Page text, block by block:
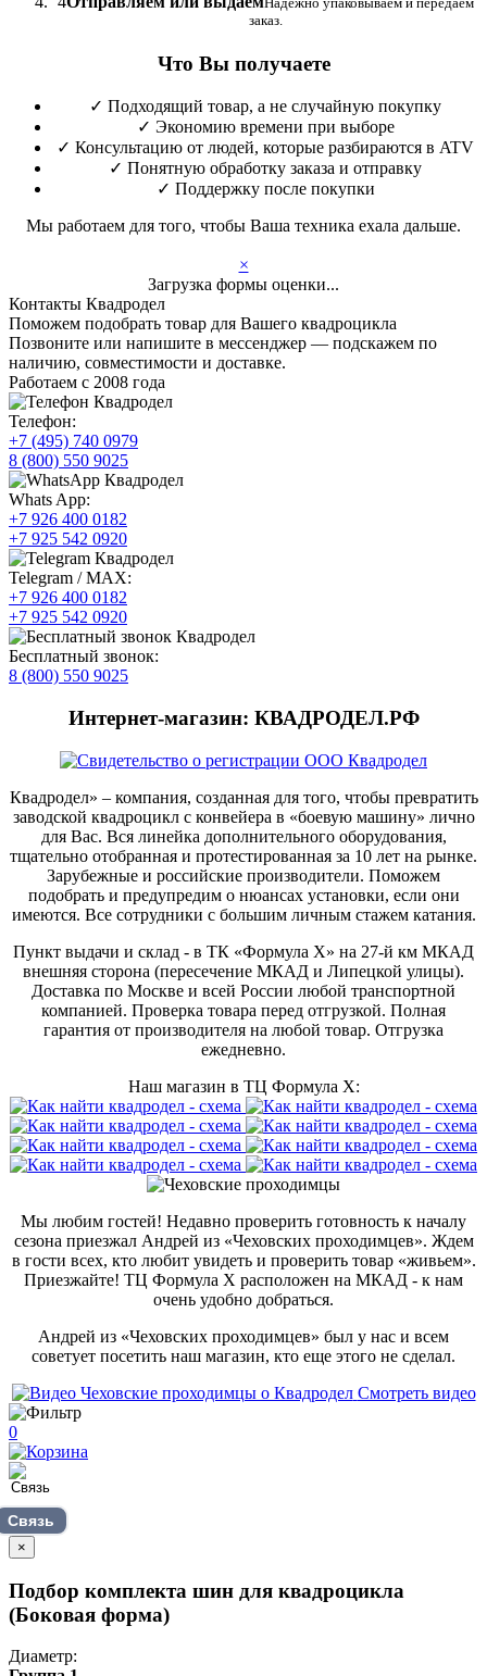
заказ.
Что Вы получаете
✓ Подходящий товар, а не случайную покупку
✓ Экономию времени при выборе
✓ Консультацию от людей, которые разбираются в ATV
✓ Понятную обработку заказа и отправку
✓ Поддержку после покупки
Мы работаем для того, чтобы Ваша техника ехала дальше.
×
Загрузка формы оценки...
Контакты Квадродел
Поможем подобрать товар для Вашего квадроцикла
Позвоните или напишите в мессенджер — подскажем по
наличию, совместимости и доставке.
Работаем с 2008 года
Телефон:
+7 (495) 740 0979
8 (800) 550 9025
Whats App:
+7 926 400 0182
+7 925 542 0920
Telegram / MAX:
+7 926 400 0182
+7 925 542 0920
Бесплатный звонок:
8 (800) 550 9025
Интернет-магазин: КВАДРОДЕЛ.РФ
Квадродел» – компания, созданная для того, чтобы превратить
заводской квадроцикл с конвейера в «боевую машину» лично
для Вас. Вся линейка дополнительного оборудования,
тщательно отобранная и протестированная за 10 лет на рынке.
Зарубежные и российские производители. Поможем
подобрать и предупредим о нюансах установки, если они
имеются. Все сотрудники с большим личным стажем катания.
Пункт выдачи и склад - в ТК «Формула X» на 27-й км МКАД
внешняя сторона (пересечение МКАД и Липецкой улицы).
Доставка по Москве и всей России любой транспортной
компанией. Проверка товара перед отгрузкой. Полная
гарантия от производителя на любой товар. Отгрузка
ежедневно.
Наш магазин в ТЦ Формула Х:
Мы любим гостей! Недавно проверить готовность к началу
сезона приезжал Андрей из «Чеховских проходимцев». Ждем
в гости всех, кто любит увидеть и проверить товар «живьем».
Приезжайте! ТЦ Формула Х расположен на МКАД - к нам
очень удобно добраться.
Андрей из «Чеховских проходимцев» был у нас и всем
советует посетить наш магазин, кто еще этого не сделал.
Смотреть видео
0
Связь
×
Подбор комплекта шин для квадроцикла
(Боковая форма)
Диаметр: